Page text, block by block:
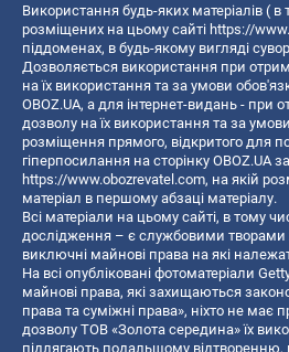
Використання будь-яких матеріалів ( в
розміщених на цьому сайті https://
піддоменах, в будь-якому вигляді
Дозволяється використання при
на їх використання та за умови
OBOZ.UA, а для інтернет-видань - при
дозволу на їх використання та за
розміщення прямого, відкритого для
гіперпосилання на сторінку OBOZ.UA
https://www.obozrevatel.com, на якій
матеріал в першому абзаці матеріалу.
Всі матеріали на цьому сайті, в тому
дослідження – є службовими творами
виключні майнові права на які
На всі опубліковані фотоматеріали
майнові права, які захищаються
права та суміжні права», ніхто не має
дозволу ТОВ «Золота середина» їх
підлягають подальшому